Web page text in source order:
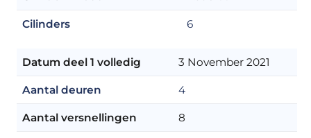
Cilinders 6
Datum deel 1 volledig 3 November 2021
Aantal deuren 4
Aantal versnellingen 8